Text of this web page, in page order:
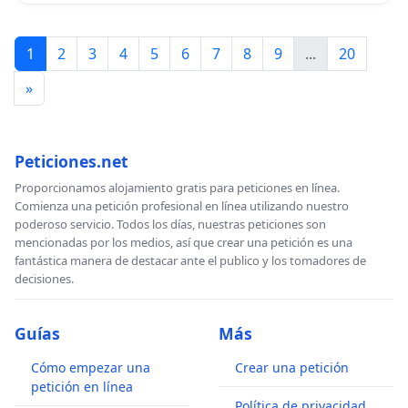
espacios para el encuentro cultural, deportivo,
socio productivos, educativo y de formación con la
puesta en marcha de las distintas comisiones que
Venezolanos y los Comité Multifamiliar de Gestión.
se han convertido en verdaderas células
autogestionarias de la Revolución Bolivariana,
manteniendo siempre el espíritu de lucha, lealtad,
disciplina a la Revolución, al Comandante
Supremo y a la gestión de Nicolás Maduro, como
único Presidente Constitucional de la República
Los Viviendo Venezolanos le preguntamos al
1 2 3 4 5 6 7 8 9 ...
20
»
Peticiones.net
Proporcionamos alojamiento gratis para peticiones en línea.
Comienza una petición profesional en línea utilizando nuestro
poderoso servicio. Todos los días, nuestras peticiones son
mencionadas por los medios, así que crear una petición es una
fantástica manera de destacar ante el publico y los tomadores de
decisiones.
Guías
Cómo empezar una
petición en línea
Más
Crear una petición